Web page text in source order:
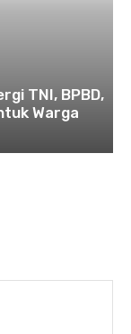
TNI, BPBD,
Warga